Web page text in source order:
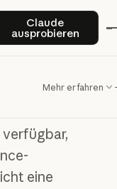
Claude
ausprobieren
Claude
Mehr erfahren
eine